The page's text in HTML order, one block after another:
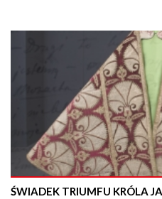
ŚWIADEK TRIUMFU KRÓLA